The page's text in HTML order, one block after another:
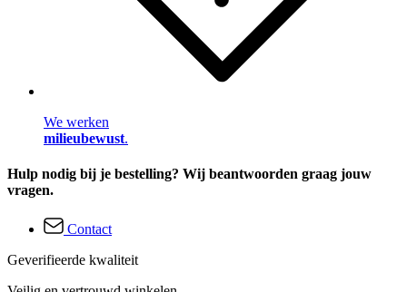
We werken
milieubewust.
Hulp nodig bij je bestelling? Wij beantwoorden graag jouw
vragen.
Contact
Geverifieerde kwaliteit